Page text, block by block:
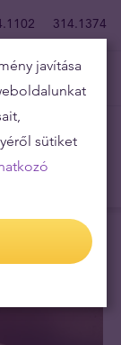
314.1374
1 deviza
javítása
sütiket